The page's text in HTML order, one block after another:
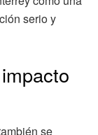
serio y
se